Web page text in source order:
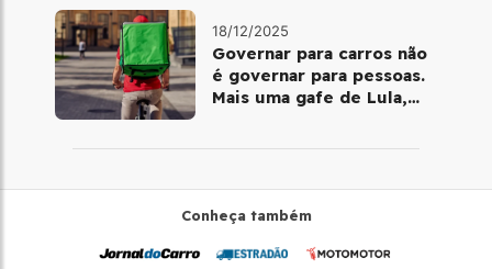
18/12/2025
Governar para carros não
é governar para pessoas.
Mais uma gafe de Lula,
Conheça também